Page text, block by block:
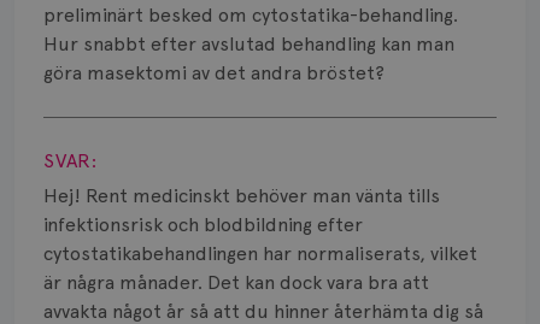
preliminärt besked om cytostatika-behandling.
Hur snabbt efter avslutad behandling kan man
göra masektomi av det andra bröstet?
Visa svar
SVAR:
Hej! Rent medicinskt behöver man vänta tills
infektionsrisk och blodbildning efter
cytostatikabehandlingen har normaliserats, vilket
är några månader. Det kan dock vara bra att
avvakta något år så att du hinner återhämta dig så
Smärta
Spridd bröstcancer
Strålning
Vätska